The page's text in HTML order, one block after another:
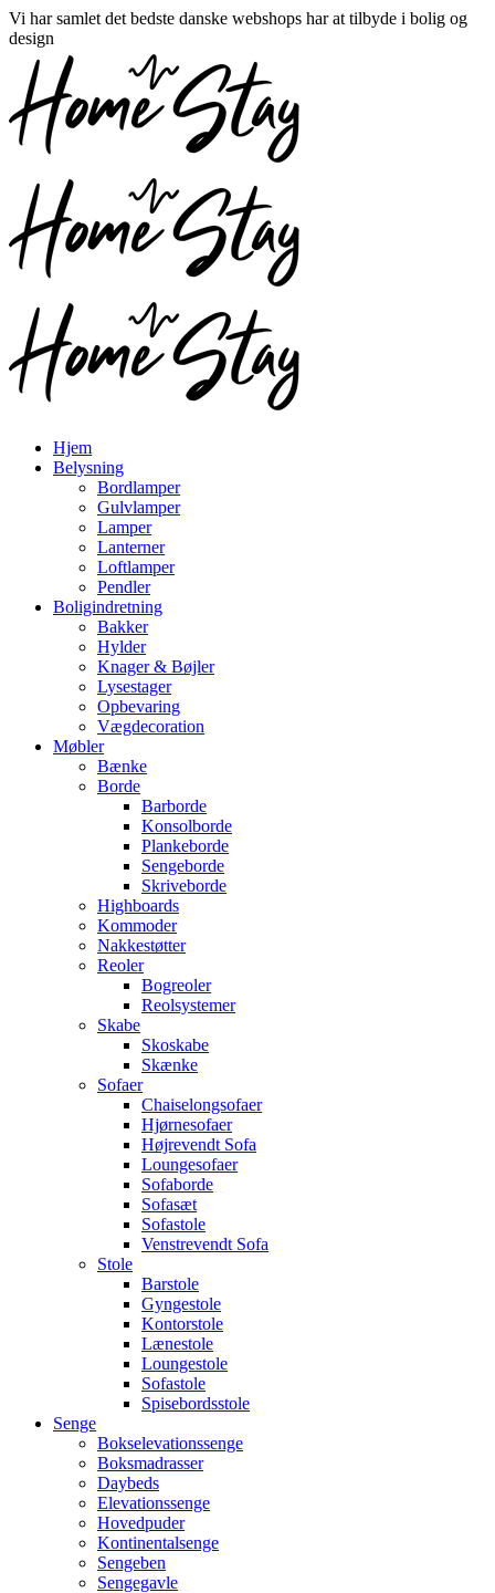
Vi har samlet det bedste danske webshops har at tilbyde i bolig og
design
Hjem
Belysning
Bordlamper
Gulvlamper
Lamper
Lanterner
Loftlamper
Pendler
Boligindretning
Bakker
Hylder
Knager & Bøjler
Lysestager
Opbevaring
Vægdecoration
Møbler
Bænke
Borde
Barborde
Konsolborde
Plankeborde
Sengeborde
Skriveborde
Highboards
Kommoder
Nakkestøtter
Reoler
Bogreoler
Reolsystemer
Skabe
Skoskabe
Skænke
Sofaer
Chaiselongsofaer
Hjørnesofaer
Højrevendt Sofa
Loungesofaer
Sofaborde
Sofasæt
Sofastole
Venstrevendt Sofa
Stole
Barstole
Gyngestole
Kontorstole
Lænestole
Loungestole
Sofastole
Spisebordsstole
Senge
Bokselevationssenge
Boksmadrasser
Daybeds
Elevationssenge
Hovedpuder
Kontinentalsenge
Sengeben
Sengegavle